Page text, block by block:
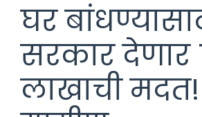
घर
सरकार देणार
लाखाची मदत!